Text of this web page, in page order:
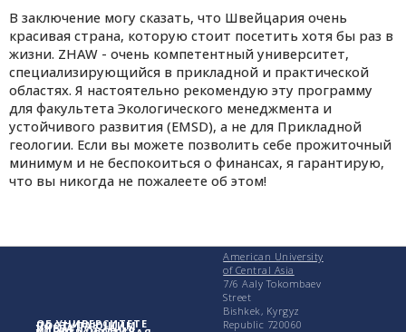
В заключение могу сказать, что Швейцария очень
красивая страна, которую стоит посетить хотя бы раз в
жизни. ZHAW - очень компетентный университет,
специализирующийся в прикладной и практической
областях. Я настоятельно рекомендую эту программу
для факультета Экологического менеджмента и
устойчивого развития (EMSD), а не для Прикладной
геологии. Если вы можете позволить себе прожиточный
минимум и не беспокоиться о финансах, я гарантирую,
что вы никогда не пожалеете об этом!
ОБ УНИВЕРСИТЕТЕ
ПОСТУПАЮЩИМ
УЧЕБА
American University
of Central Asia
7/6 Aaly Tokombaev
Street
Bishkek, Kyrgyz
Republic 720060